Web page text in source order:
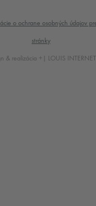
o ochrane osobných údajov
stránky
& realizácia +| LOUIS INTERNET